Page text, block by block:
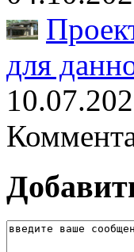
для